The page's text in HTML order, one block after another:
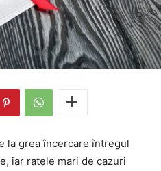
la grea încercare întregul
iar ratele mari de cazuri